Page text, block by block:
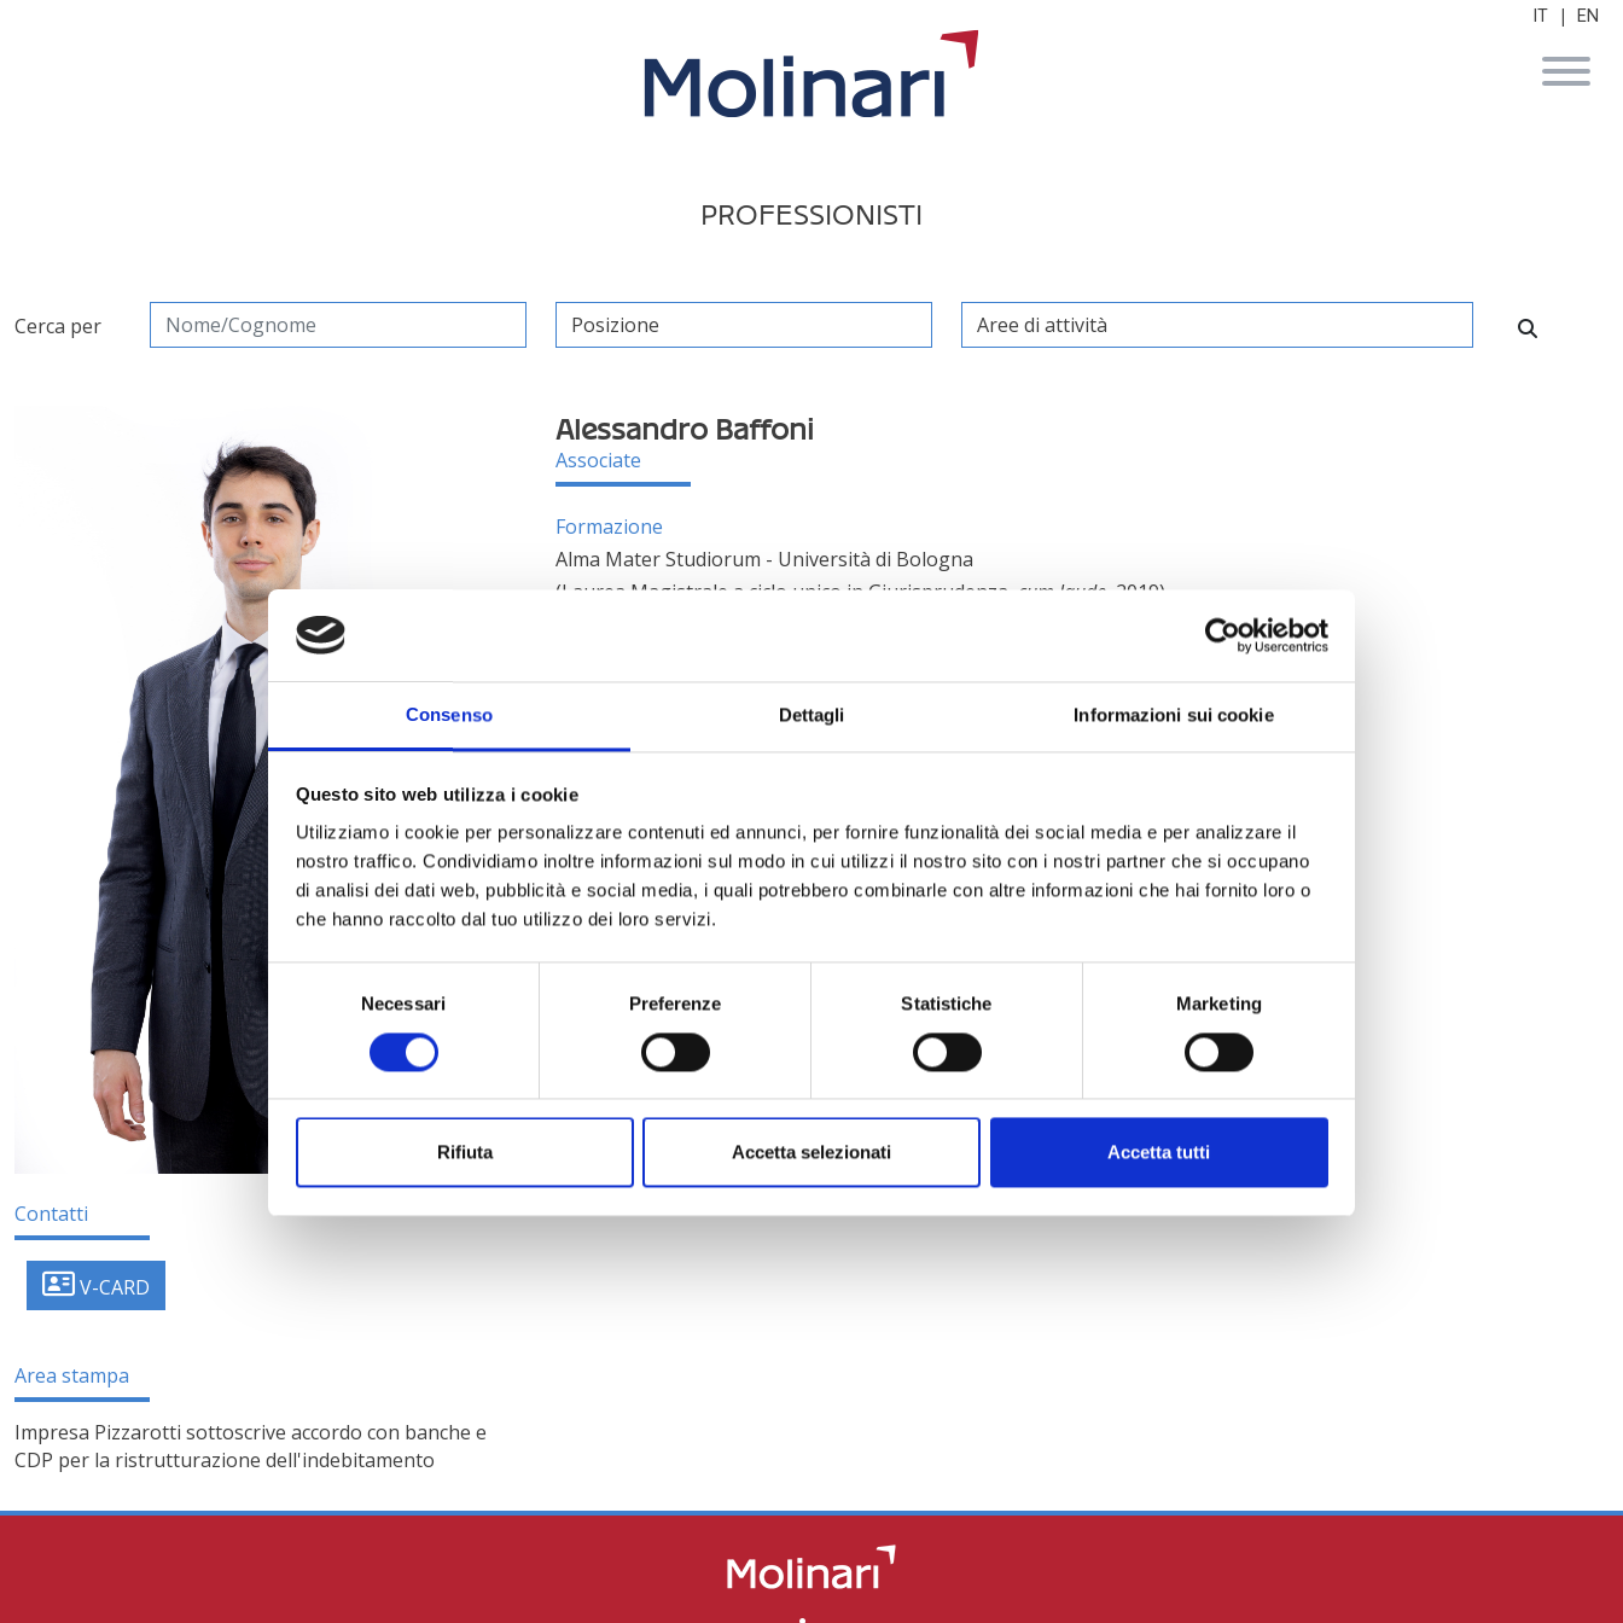
Consenso Dettagli Informazioni sui cookie
Questo sito web utilizza i cookie
Utilizziamo i cookie per personalizzare contenuti ed annunci, per fornire funzionalità dei social media e per analizzare il
nostro traffico. Condividiamo inoltre informazioni sul modo in cui utilizzi il nostro sito con i nostri partner che si occupano
di analisi dei dati web, pubblicità e social media, i quali potrebbero combinarle con altre informazioni che hai fornito loro o
che hanno raccolto dal tuo utilizzo dei loro servizi.
Necessari Preferenze Statistiche Marketing
Rifiuta Accetta selezionati Accetta tutti
IT | EN
PROFESSIONISTI
Cerca per
Contatti
V-CARD
Area stampa
Impresa Pizzarotti sottoscrive accordo con banche e
CDP per la ristrutturazione dell'indebitamento
Alessandro Baffoni
Associate
Formazione
Alma Mater Studiorum - Università di Bologna
(Laurea Magistrale a ciclo unico in Giurisprudenza, cum laude , 2019)
(Master, II livello, in “Crisi Insolvenza Sovraindebitamento – CrIS”, 2023/2024)
Abilitazione
Lingue
Italiano, Inglese
Aree di attività
Regolazione della Crisi e dell’Insolvenza e Ristrutturazioni del Debito
Diritto Societario e Commerciale